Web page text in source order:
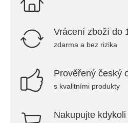
Vrácení zboží do
zdarma a bez rizika
Prověřený český
s kvalitními produkty
Nakupujte kdykoli